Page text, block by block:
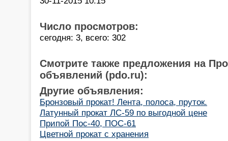
Число просмотров:
сегодня: 3, всего: 302
Смотрите также предложения на
объявлений (pdo.ru):
Другие объявления:
Бронзовый прокат! Лента, полоса, пруток.
Латунный прокат ЛС-59 по выгодной цене
Припой Пос-40, ПОС-61
Цветной прокат с хранения